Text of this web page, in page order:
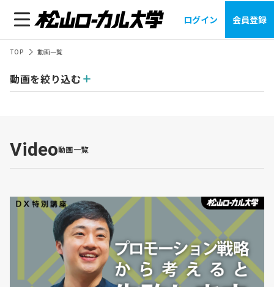
ログイン 会員登録
TOP 動画一覧
動画を絞り込む
Video動画一覧